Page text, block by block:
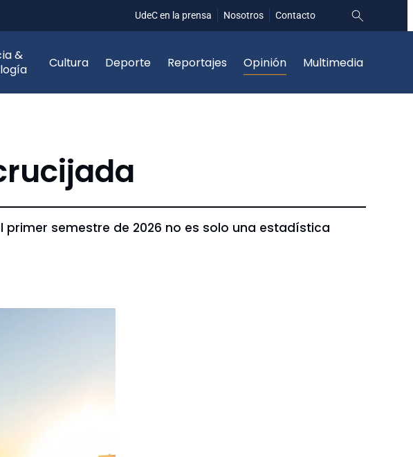
UdeC en la prensa Nosotros Contacto
&
Cultura Deporte Reportajes Opinión Multimedia
primer semestre de 2026 no es solo una estadística